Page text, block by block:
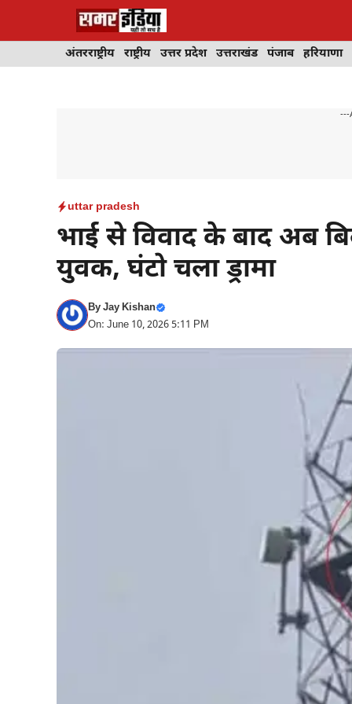
अंतरराष्ट्रीय राष्ट्रीय उत्तर प्रदेश उत्तराखंड पंजाब हरियाणा
---
uttar pradesh
भाई से विवाद के बाद अब
युवक, घंटो चला ड्रामा
ByJay Kishan
On: June 10, 2026 5:11 PM